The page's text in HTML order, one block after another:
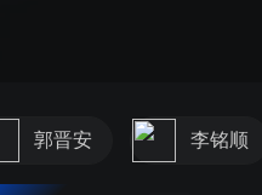
郭晋安 李铭顺